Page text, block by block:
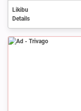
Likibu
Details
Ad